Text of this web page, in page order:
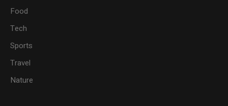
Food
Tech
Sports
Travel
Nature